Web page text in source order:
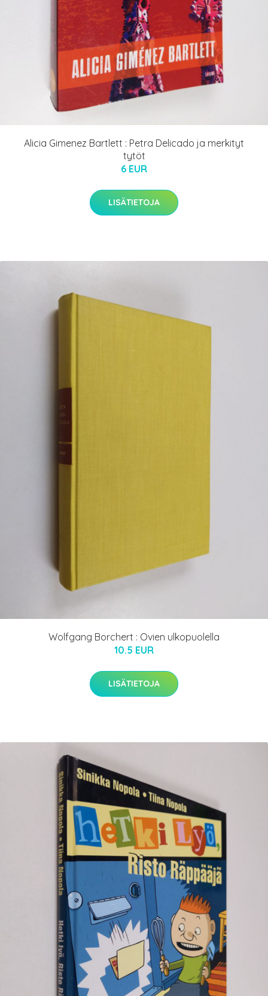
Alicia Gimenez Bartlett : Petra Delicado ja merkityt
tytöt
6 EUR
LISÄTIETOJA
Wolfgang Borchert : Ovien ulkopuolella
10.5 EUR
LISÄTIETOJA